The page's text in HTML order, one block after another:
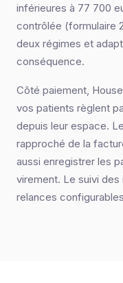
inférieures à 77 700
contrôlée (formulaire
deux régimes et
conséquence.
Côté paiement,
vos patients règlent
depuis leur espace.
rapproché de la
aussi enregistrer les
virement. Le suivi
relances